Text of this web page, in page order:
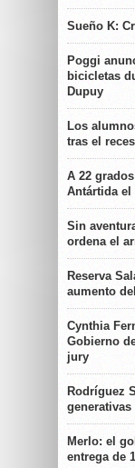
Sueño K:
Poggi
bicicletas
Dupuy
Los
tras el
A 22
Antártida
Sin
ordena el
Reserva
aumento
Cynthia
Gobierno
jury
Rodríguez
Merlo: el
entrega de